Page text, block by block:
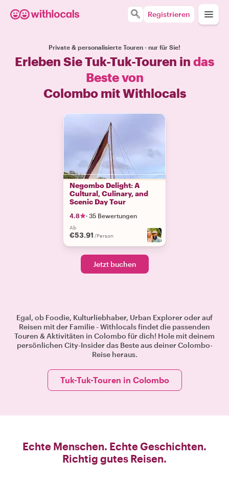
Registrieren
Private & personalisierte Touren - nur für Sie!
Erleben Sie Tuk-Tuk-Touren in das
Beste von
Colombo mit Withlocals
Negombo Delight: A
Cultural, Culinary, and
Scenic Day Tour
4.8 · 35 Bewertungen
Ab
€53.91 /Person
Jetzt buchen
Egal, ob Foodie, Kulturliebhaber, Urban Explorer oder auf
Reisen mit der Familie - Withlocals findet die passenden
Touren & Aktivitäten in Colombo für dich! Hole mit deinem
persönlichen City-Insider das Beste aus deiner Colombo-
Reise heraus.
Tuk-Tuk-Touren in Colombo
Echte Menschen. Echte Geschichten.
Richtig gutes Reisen.